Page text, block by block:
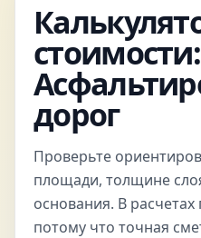
стоимости:
дорог
Проверьте
площади, толщине
основания. В расчетах
потому что точная